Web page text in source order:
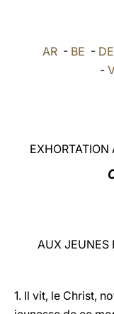
AR- BE - DE
-
EXHORTATION
AUX JEUNES
1. Il vit, le Christ,